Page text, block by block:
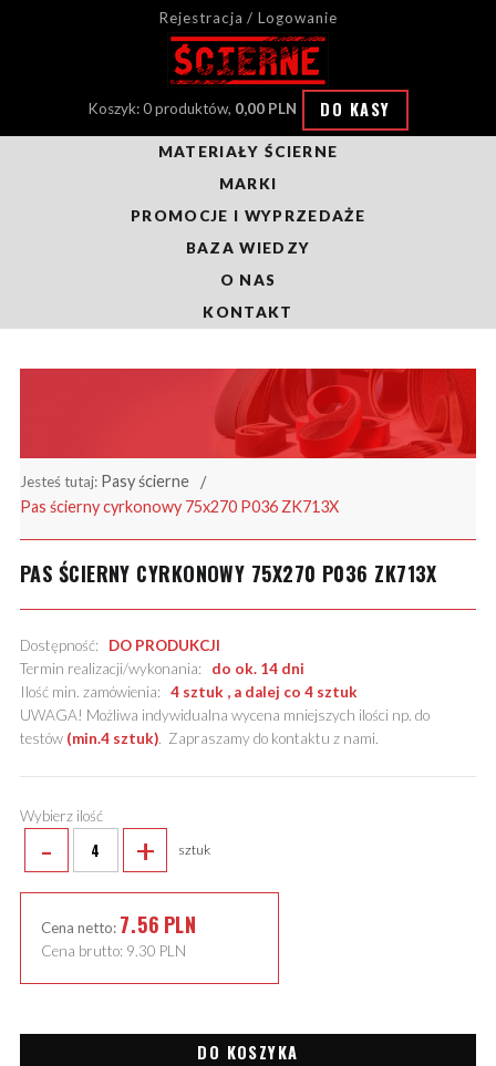
Rejestracja / Logowanie
Koszyk: 0 produktów, 0,00 PLN DO KASY
MATERIAŁY ŚCIERNE
MARKI
PROMOCJE I WYPRZEDAŻE
BAZA WIEDZY
O NAS
KONTAKT
Jesteś tutaj: Pasy ścierne
Pas ścierny cyrkonowy 75x270 P036 ZK713X
PAS ŚCIERNY CYRKONOWY 75X270 P036 ZK713X
Dostępność: DO PRODUKCJI
Termin realizacji/wykonania: do ok. 14 dni
Ilość min. zamówienia: 4 sztuk , a dalej co 4 sztuk
UWAGA! Możliwa indywidualna wycena mniejszych ilości np. do
testów (min.4 sztuk). Zapraszamy do kontaktu z nami.
Wybierz ilość
- + sztuk
Cena netto: 7.56 PLN
Cena brutto: 9.30 PLN
DO KOSZYKA